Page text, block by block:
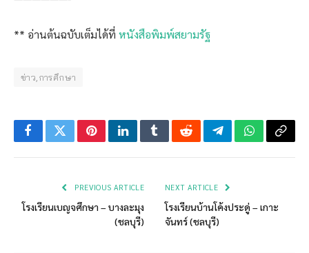
** อ่านต้นฉบับเต็มได้ที่ หนังสือพิมพ์สยามรัฐ
ข่าว,การศึกษา
FacebookTwitterPinterestLinkedInTumblrRedditTelegramWhatsApp
Copy
PREVIOUS ARTICLE
โรงเรียนเบญจศึกษา – บางละมุง
(ชลบุรี)
NEXT ARTICLE
โรงเรียนบ้านโค้งประดู่ – เกาะ
จันทร์ (ชลบุรี)